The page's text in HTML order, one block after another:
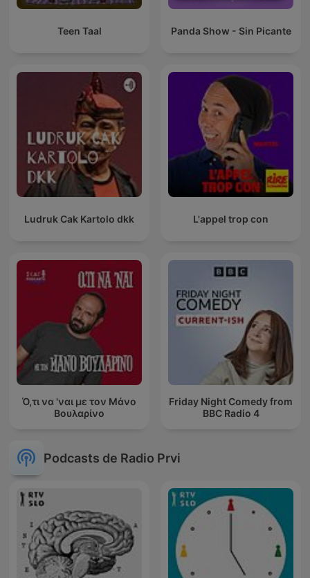
Teen Taal Panda Show - Sin Picante
Ludruk Cak Kartolo dkk L'appel trop con
Ό,τι να 'ναι με τον Μάνο
Βουλαρίνο
Friday Night Comedy from
BBC Radio 4
Podcasts de Radio Prvi